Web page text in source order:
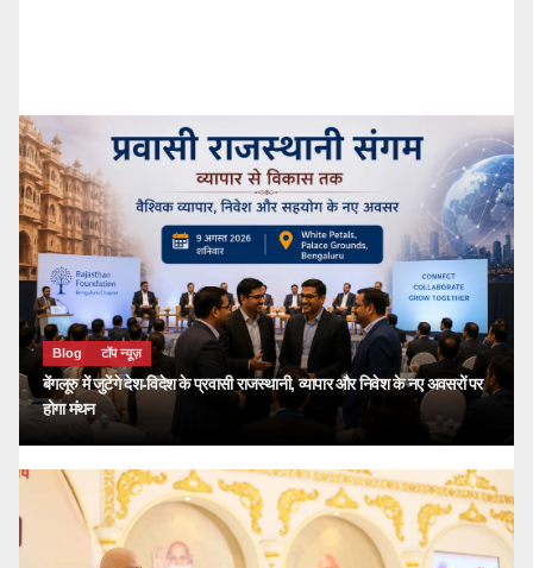
Blog टॉप न्यूज़
बेंगलूरु में जुटेंगे देश-विदेश के प्रवासी राजस्थानी, व्यापार और निवेश के नए अवसरों पर
होगा मंथन